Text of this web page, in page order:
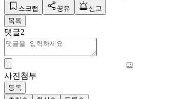
스크랩 공유
신고
목록
댓글2
사진첨부
등록